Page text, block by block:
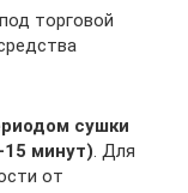
торговой
сушки
минут) . Для
от